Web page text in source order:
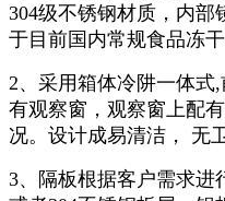
304级不锈钢材质，内部
于目前国内常规食品冻
2、采用箱体冷阱一体式
有观察窗，观察窗上配
况。设计成易清洁， 无
3、隔板根据客户需求进